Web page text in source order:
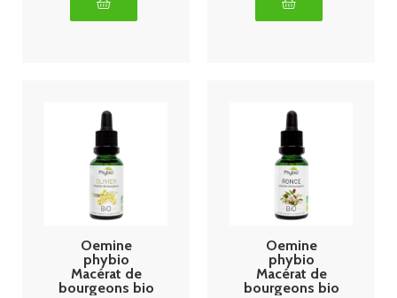
Oemine
phybio
Macérat de
bourgeons bio
Oemine
phybio
Macérat de
bourgeons bio